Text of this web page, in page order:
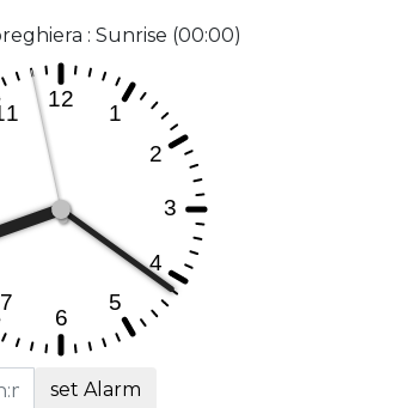
: Sunrise (00:00)
set Alarm